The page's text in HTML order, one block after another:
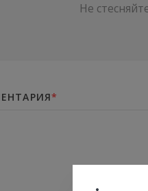
Не
*